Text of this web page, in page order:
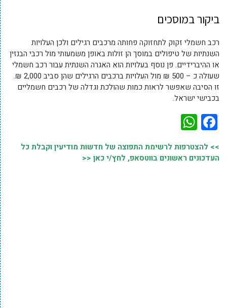
ביקור במוסכים
רכב חשמלי זקוק לתחזוקה פחותה מרכבים רגילים ולכן העלויות
השנתיות של טיפולים במוסך הן זולות באופן משמעותי מול רכבי הבנזין
או ההיברידיים. פן נוסף בעלויות הוא האגרה השנתית עבור רכב חשמלי
שעולה כ – 500 ₪ מול העלויות ברכבים הרגילים שהן סביב 2,000 ₪.
זו הסיבה שאפשר לראות כמות שהולכת וגדלה של רכבים חשמליים
בכבישי ישראל.
Facebook
>> להצטרפות לרשימת התפוצה של חדשות מודיעין וקבלת כל
העדכונים ראשונים בווטסאפ, לחץ/י כאן <<